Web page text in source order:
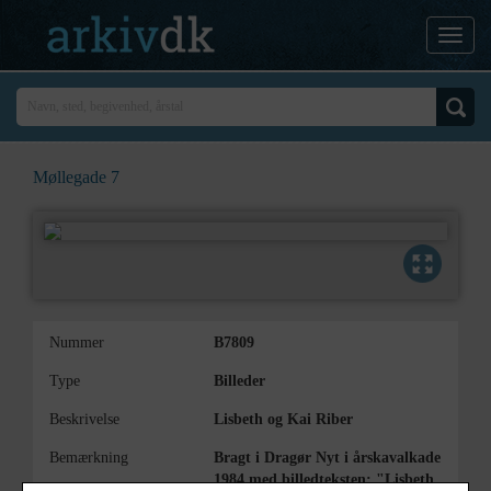
Møllegade 7
Nummer B7809
Type Billeder
Beskrivelse Lisbeth og Kai Riber
Bemærkning
Bragt i Dragør Nyt i årskavalkade
1984 med billedteksten: "Lisbeth